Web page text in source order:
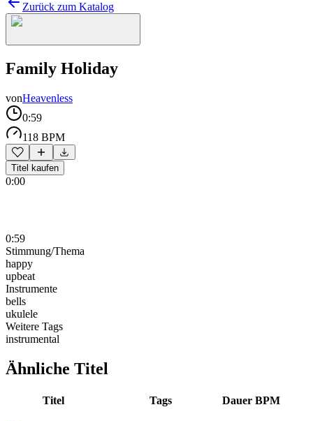
Zurück zum Katalog
Family Holiday
vonHeavenless
0:59
118 BPM
Titel kaufen
0:00
0:59
Stimmung/Thema
happy
upbeat
Instrumente
bells
ukulele
Weitere Tags
instrumental
Ähnliche Titel
Titel Tags Dauer BPM